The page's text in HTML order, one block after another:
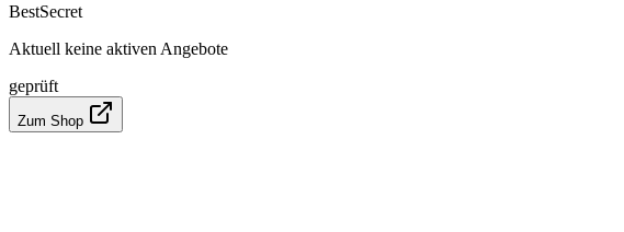
BestSecret
Aktuell keine aktiven Angebote
geprüft
Zum Shop